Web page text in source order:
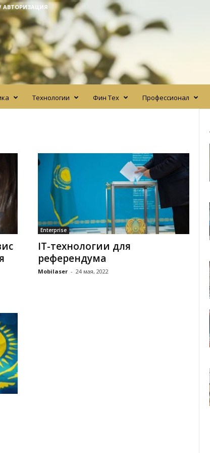
АВТОРИЗАЦИЯ
Технологии Фин Тех Профессионал
Enterprise
IT-технологии для
референдума
Mobilaser - 24 мая, 2022